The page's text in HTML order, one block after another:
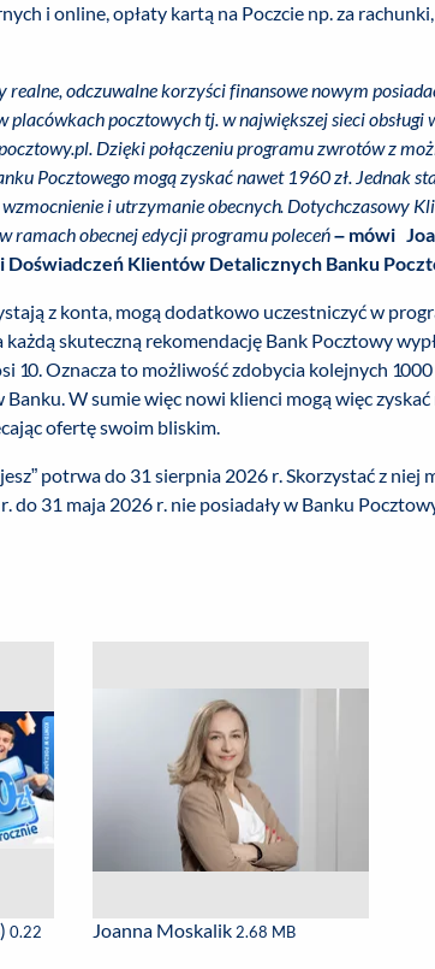
i online, opłaty kartą na Poczcie np. za
realne, odczuwalne korzyści finansowe nowym
placówkach pocztowych tj. w największej sieci obsługi
Dzięki połączeniu programu zwrotów z
Pocztowego mogą zyskać nawet 1960 zł. Jednak
i utrzymanie obecnych. Dotychczasowy
ramach obecnej edycji programu poleceń– mówi
Klientów Detalicznych Banku
z konta, mogą dodatkowo uczestniczyć w
każdą skuteczną rekomendację Bank Pocztowy
10. Oznacza to możliwość zdobycia kolejnych
W sumie więc nowi klienci mogą więc zyskać
ofertę swoim bliskim.
potrwa do 31 sierpnia 2026 r. Skorzystać z niej
do 31 maja 2026 r. nie posiadały w Banku
0.22
Joanna Moskalik 2.68 MB